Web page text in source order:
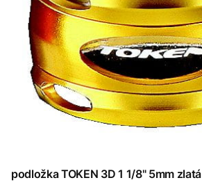
podložka TOKEN 3D 1 1/8" 5mm zlatá